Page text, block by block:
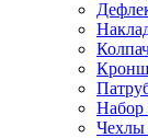
Набор